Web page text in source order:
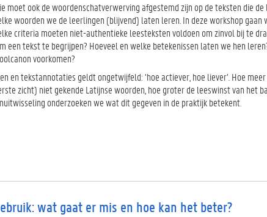
moet ook de woordenschatverwerving afgestemd zijn op de teksten die
woorden we de leerlingen (blijvend) laten leren. In deze workshop
criteria moeten niet-authentieke leesteksten voldoen om zinvol bij te
een tekst te begrijpen? Hoeveel en welke betekenissen laten we hen
voorkomen?
en tekstannotaties geldt ongetwijfeld: ‘hoe actiever, hoe liever’. Hoe
zicht) niet gekende Latijnse woorden, hoe groter de leeswinst van het
onderzoeken we wat dit gegeven in de praktijk betekent.
wat gaat er mis en hoe kan het beter?